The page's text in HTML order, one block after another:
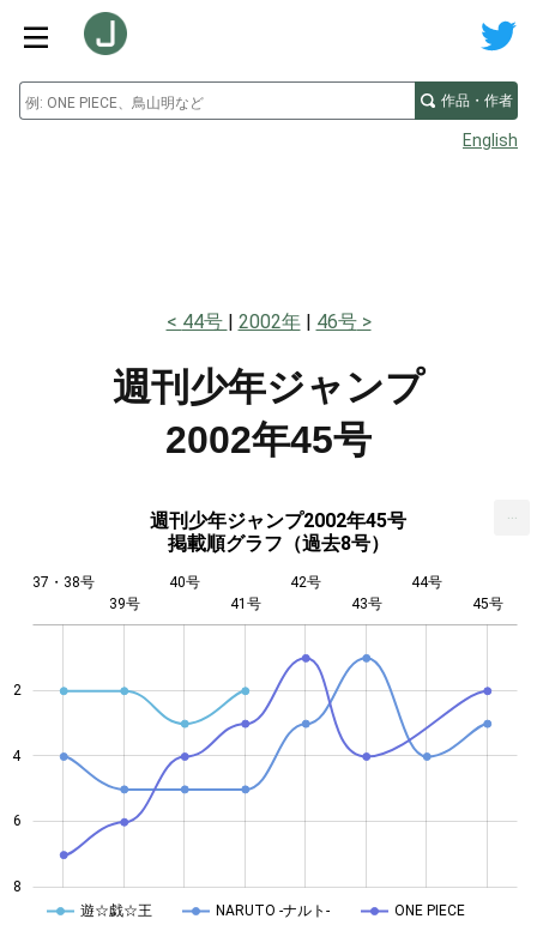
作品・作者
English
44号 2002年 46号
週刊少年ジャンプ
2002年45号
週刊少年ジャンプ2002年45号
掲載順グラフ（過去8号）
4
2
4
6
8
37・38号
39号
40号
41号
42号
43号
44号
45号
遊☆戯☆王 NARUTO -ナルト- ONE PIECE